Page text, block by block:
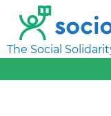
The Social